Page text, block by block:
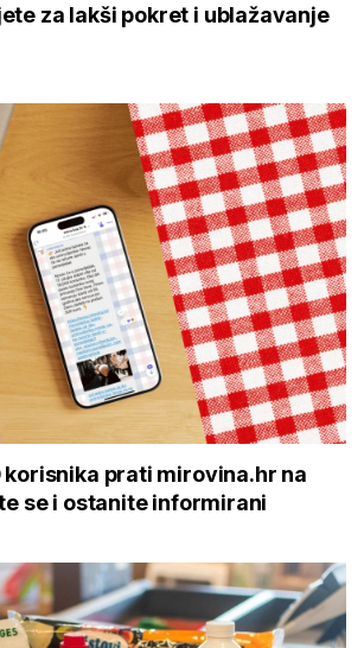
za lakši pokret i ublažavanje
korisnika prati mirovina.hr na
se i ostanite informirani